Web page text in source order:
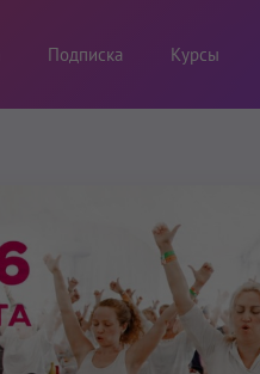
Подписка Курсы